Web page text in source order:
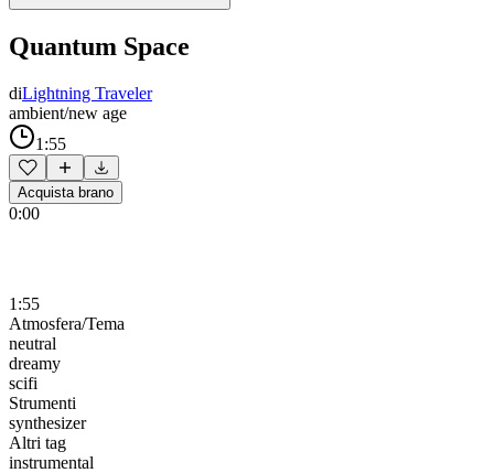
Quantum Space
diLightning Traveler
ambient/new age
1:55
Acquista brano
0:00
1:55
Atmosfera/Tema
neutral
dreamy
scifi
Strumenti
synthesizer
Altri tag
instrumental